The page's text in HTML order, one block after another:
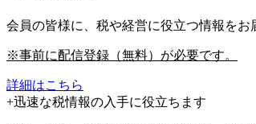
会員の皆様に、税や経営に役立つ情報をお
※事前に配信登録（無料）が必要です。
詳細はこちら
+迅速な税情報の入手に役立ちます